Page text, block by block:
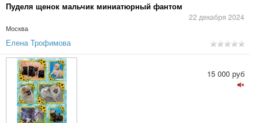
Пуделя щенок мальчик миниатюрный фантом
22 декабря 2024
Москва
Елена Трофимова
15 000 руб